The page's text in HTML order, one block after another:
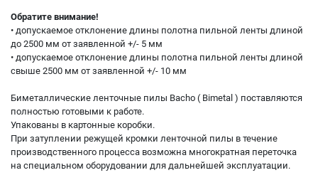
Обратите внимание!
• допускаемое отклонение длины полотна пильной ленты длиной
до 2500 мм от заявленной +/- 5 мм
• допускаемое отклонение длины полотна пильной ленты длиной
свыше 2500 мм от заявленной +/- 10 мм
Биметаллические ленточные пилы Bacho ( Bimetal ) поставляются
полностью готовыми к работе.
Упакованы в картонные коробки.
При затуплении режущей кромки ленточной пилы в течение
производственного процесса возможна многократная переточка
на специальном оборудовании для дальнейшей эксплуатации.